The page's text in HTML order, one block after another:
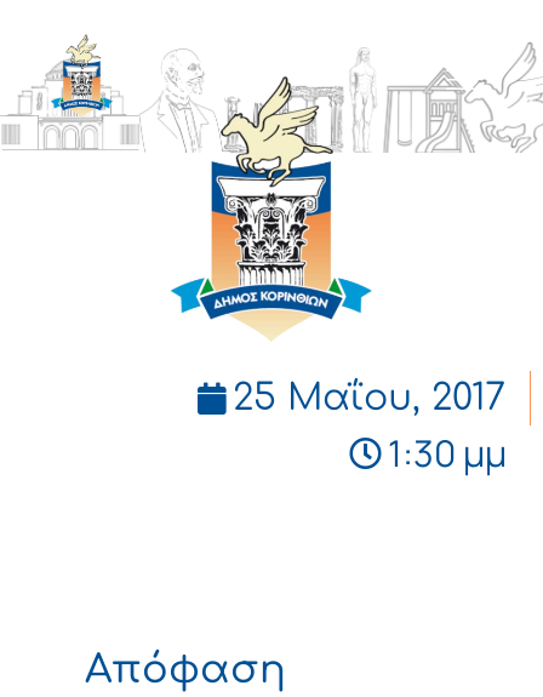
ΔΗΜΟΣ
ΚΟΡΙΝΘΙΩΝ
25 Μαΐου, 2017
1:30 μμ
Απόφαση